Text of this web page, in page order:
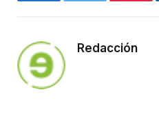
Redacción